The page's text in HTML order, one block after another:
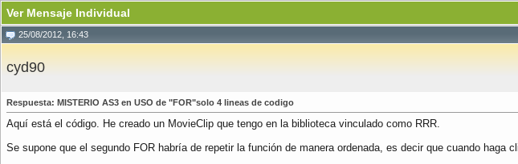
Ver Mensaje Individual
25/08/2012, 16:43
cyd90
Respuesta: MISTERIO AS3 en USO de "FOR"solo 4 lineas de codigo
Aquí está el código. He creado un MovieClip que tengo en la biblioteca vinculado como RRR.
Se supone que el segundo FOR habría de repetir la función de manera ordenada, es decir que cuando